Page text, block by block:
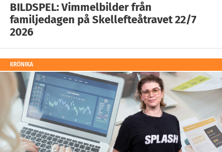
BILDSPEL: Vimmelbilder från
familjedagen på Skellefteåtravet 22/7
2026
KRÖNIKA